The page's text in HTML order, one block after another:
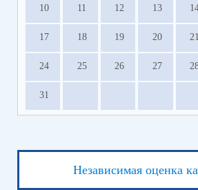
10 11 12 13
17 18 19 20 21
24 25 26 27
31
Независимая оценка